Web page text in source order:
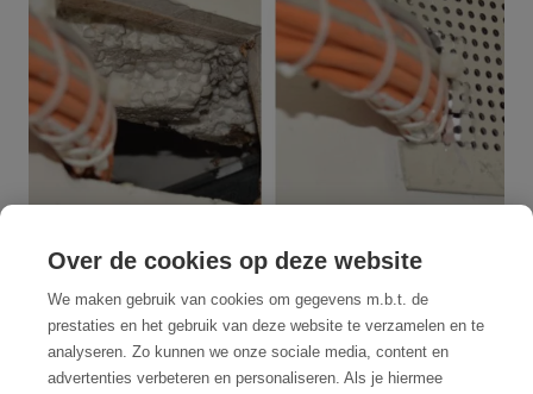
Ouvertures
Over de cookies op deze website
We maken gebruik van cookies om gegevens m.b.t. de
prestaties en het gebruik van deze website te verzamelen en te
analyseren. Zo kunnen we onze sociale media, content en
advertenties verbeteren en personaliseren. Als je hiermee